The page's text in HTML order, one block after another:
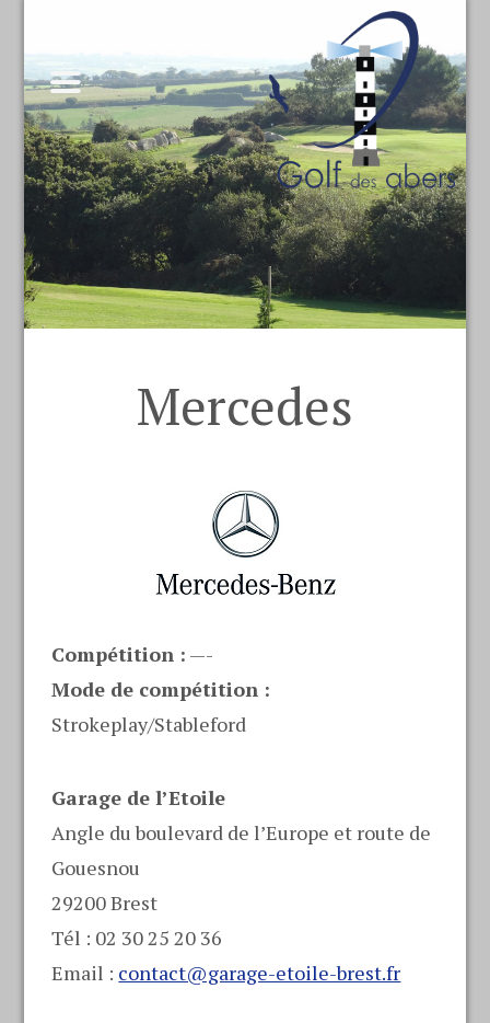
Mercedes
Compétition : —-
Mode de compétition :
Strokeplay/Stableford
Garage de l’Etoile
Angle du boulevard de l’Europe et route de
Gouesnou
29200 Brest
Tél : 02 30 25 20 36
Email : contact@garage-etoile-brest.fr